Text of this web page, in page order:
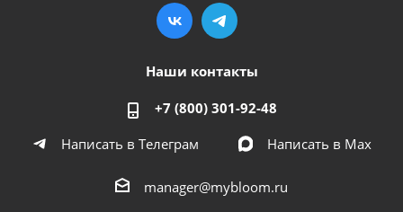
Наши контакты
+7 (800) 301-92-48
Написать в Телеграм
Написать в Мах
manager@mybloom.ru